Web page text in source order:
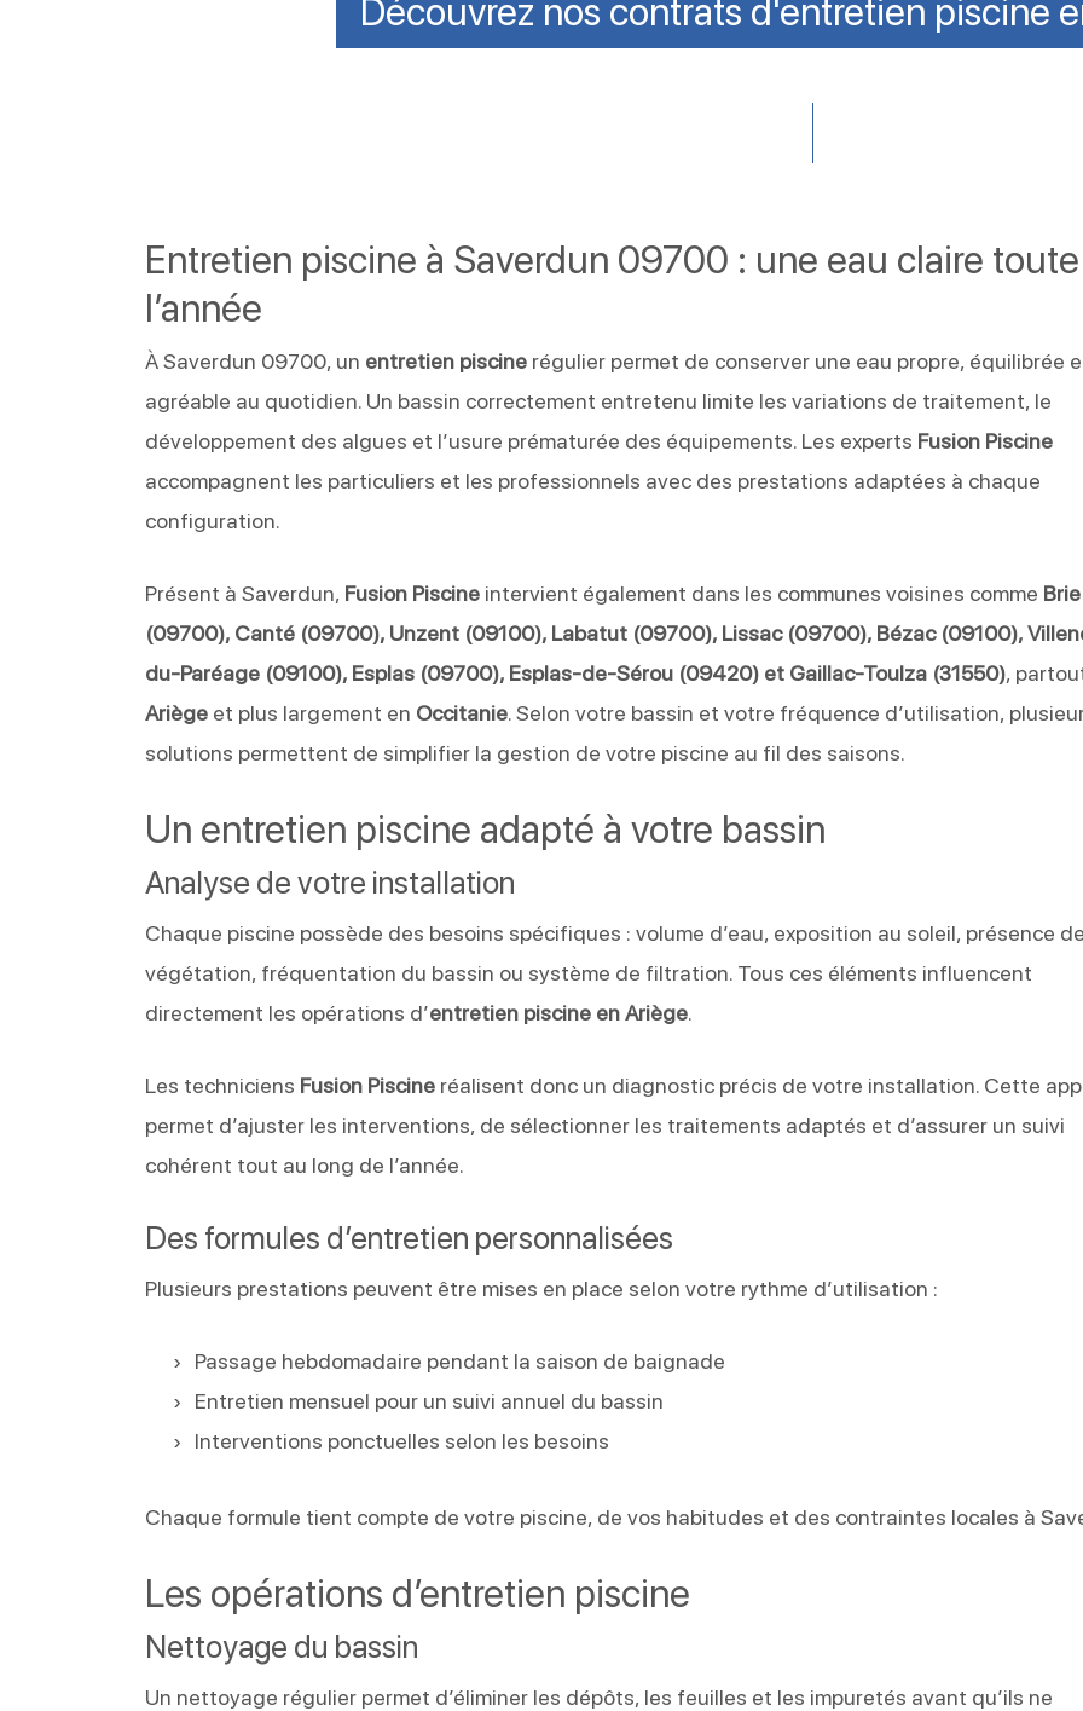
Découvrez nos contrats d'entretien piscine
Entretien piscine à Saverdun 09700 : une eau claire toute
l’année
À Saverdun 09700, un entretien piscine régulier permet de conserver une eau propre, équilibrée
agréable au quotidien. Un bassin correctement entretenu limite les variations de traitement, le
développement des algues et l’usure prématurée des équipements. Les experts Fusion Piscine
accompagnent les particuliers et les professionnels avec des prestations adaptées à chaque
configuration.
Présent à Saverdun, Fusion Piscine intervient également dans les communes voisines comme Brie
(09700), Canté (09700), Unzent (09100), Labatut (09700), Lissac (09700), Bézac (09100),
du-Paréage (09100), Esplas (09700), Esplas-de-Sérou (09420) et Gaillac-Toulza (31550),
Ariège et plus largement en Occitanie. Selon votre bassin et votre fréquence d’utilisation,
solutions permettent de simplifier la gestion de votre piscine au fil des saisons.
Un entretien piscine adapté à votre bassin
Analyse de votre installation
Chaque piscine possède des besoins spécifiques : volume d’eau, exposition au soleil, présence
végétation, fréquentation du bassin ou système de filtration. Tous ces éléments influencent
directement les opérations d’entretien piscine en Ariège.
Les techniciens Fusion Piscine réalisent donc un diagnostic précis de votre installation. Cette
permet d’ajuster les interventions, de sélectionner les traitements adaptés et d’assurer un suivi
cohérent tout au long de l’année.
Des formules d’entretien personnalisées
Plusieurs prestations peuvent être mises en place selon votre rythme d’utilisation :
Passage hebdomadaire pendant la saison de baignade
Entretien mensuel pour un suivi annuel du bassin
Interventions ponctuelles selon les besoins
Chaque formule tient compte de votre piscine, de vos habitudes et des contraintes locales à
Les opérations d’entretien piscine
Nettoyage du bassin
Un nettoyage régulier permet d’éliminer les dépôts, les feuilles et les impuretés avant qu’ils ne